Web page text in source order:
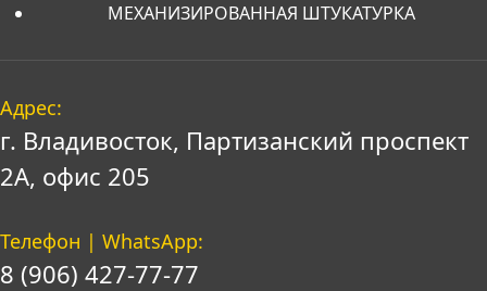
МЕХАНИЗИРОВАННАЯ ШТУКАТУРКА
Адрес:
г. Владивосток, Партизанский проспект
2А, офис 205
Телефон | WhatsApp:
8 (906) 427-77-77